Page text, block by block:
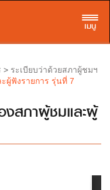
เมนู
> ระเบียบว่าด้วยสภาผู้ชมฯ
ผู้ฟังรายการ รุ่นที่ 7
งสภาผู้ชมและผู้